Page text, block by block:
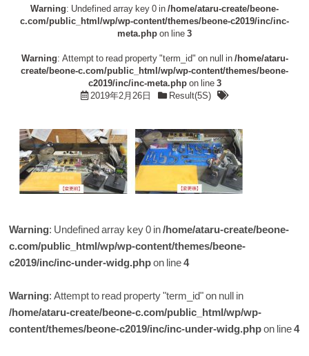
Warning: Undefined array key 0 in/home/ataru-create/beone-
c.com/public_html/wp/wp-content/themes/beone-c2019/inc/inc-
meta.phpon line3
Warning: Attempt to read property "term_id" on null in/home/ataru-
create/beone-c.com/public_html/wp/wp-content/themes/beone-
c2019/inc/inc-meta.phpon line3
2019年2月26日
Result(5S)
Warning: Undefined array key 0 in/home/ataru-create/beone-
c.com/public_html/wp/wp-content/themes/beone-
c2019/inc/inc-under-widg.phpon line4
Warning: Attempt to read property "term_id" on null in
/home/ataru-create/beone-c.com/public_html/wp/wp-
content/themes/beone-c2019/inc/inc-under-widg.phpon line4